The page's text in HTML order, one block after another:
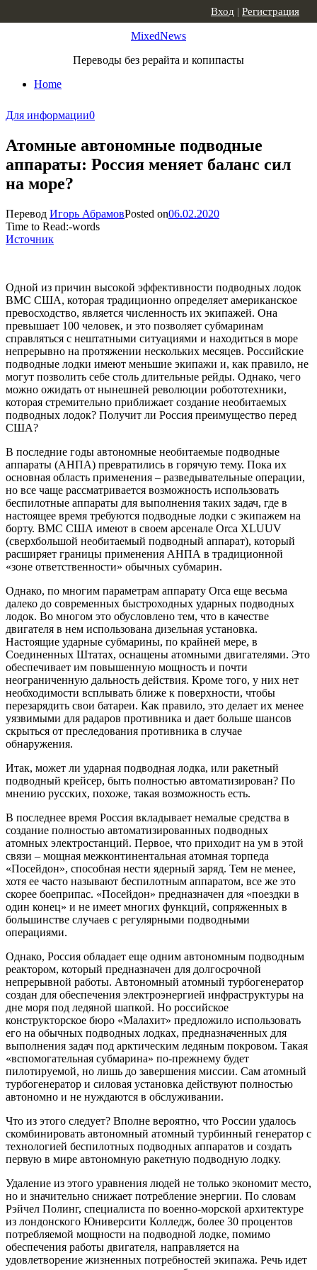
MixedNews
Переводы без рерайта и копипасты
Home
Вход | Регистрация
Для информации0
Атомные автономные подводные
аппараты: Россия меняет баланс сил
на море?
Перевод Игорь АбрамовPosted on06.02.2020
Time to Read:-words
Источник
Одной из причин высокой эффективности подводных лодок
ВМС США, которая традиционно определяет американское
превосходство, является численность их экипажей. Она
превышает 100 человек, и это позволяет субмаринам
справляться с нештатными ситуациями и находиться в море
непрерывно на протяжении нескольких месяцев. Российские
подводные лодки имеют меньшие экипажи и, как правило, не
могут позволить себе столь длительные рейды. Однако, чего
можно ожидать от нынешней революции робототехники,
которая стремительно приближает создание необитаемых
подводных лодок? Получит ли Россия преимущество перед
США?
В последние годы автономные необитаемые подводные
аппараты (АНПА) превратились в горячую тему. Пока их
основная область применения – разведывательные операции,
но все чаще рассматривается возможность использовать
беспилотные аппараты для выполнения таких задач, где в
настоящее время требуются подводные лодки с экипажем на
борту. ВМС США имеют в своем арсенале Orca XLUUV
(сверхбольшой необитаемый подводный аппарат), который
расширяет границы применения АНПА в традиционной
«зоне ответственности» обычных субмарин.
Однако, по многим параметрам аппарату Orca еще весьма
далеко до современных быстроходных ударных подводных
лодок. Во многом это обусловлено тем, что в качестве
двигателя в нем использована дизельная установка.
Настоящие ударные субмарины, по крайней мере, в
Соединенных Штатах, оснащены атомными двигателями. Это
обеспечивает им повышенную мощность и почти
неограниченную дальность действия. Кроме того, у них нет
необходимости всплывать ближе к поверхности, чтобы
перезарядить свои батареи. Как правило, это делает их менее
уязвимыми для радаров противника и дает больше шансов
скрыться от преследования противника в случае
обнаружения.
Итак, может ли ударная подводная лодка, или ракетный
подводный крейсер, быть полностью автоматизирован? По
мнению русских, похоже, такая возможность есть.
В последнее время Россия вкладывает немалые средства в
создание полностью автоматизированных подводных
атомных электростанций. Первое, что приходит на ум в этой
связи – мощная межконтинентальная атомная торпеда
«Посейдон», способная нести ядерный заряд. Тем не менее,
хотя ее часто называют беспилотным аппаратом, все же это
скорее боеприпас. «Посейдон» предназначен для «поездки в
один конец» и не имеет многих функций, сопряженных в
большинстве случаев с регулярными подводными
операциями.
Однако, Россия обладает еще одним автономным подводным
реактором, который предназначен для долгосрочной
непрерывной работы. Автономный атомный турбогенератор
создан для обеспечения электроэнергией инфраструктуры на
дне моря под ледяной шапкой. Но российское
конструкторское бюро «Малахит» предложило использовать
его на обычных подводных лодках, предназначенных для
выполнения задач под арктическим ледяным покровом. Такая
«вспомогательная субмарина» по-прежнему будет
пилотируемой, но лишь до завершения миссии. Сам атомный
турбогенератор и силовая установка действуют полностью
автономно и не нуждаются в обслуживании.
Что из этого следует? Вполне вероятно, что России удалось
скомбинировать автономный атомный турбинный генератор с
технологией беспилотных подводных аппаратов и создать
первую в мире автономную ракетную подводную лодку.
Удаление из этого уравнения людей не только экономит место,
но и значительно снижает потребление энергии. По словам
Рэйчел Полинг, специалиста по военно-морской архитектуре
из лондонского Юниверсити Колледж, более 30 процентов
потребляемой мощности на подводной лодке, помимо
обеспечения работы двигателя, направляется на
удовлетворение жизненных потребностей экипажа. Речь идет